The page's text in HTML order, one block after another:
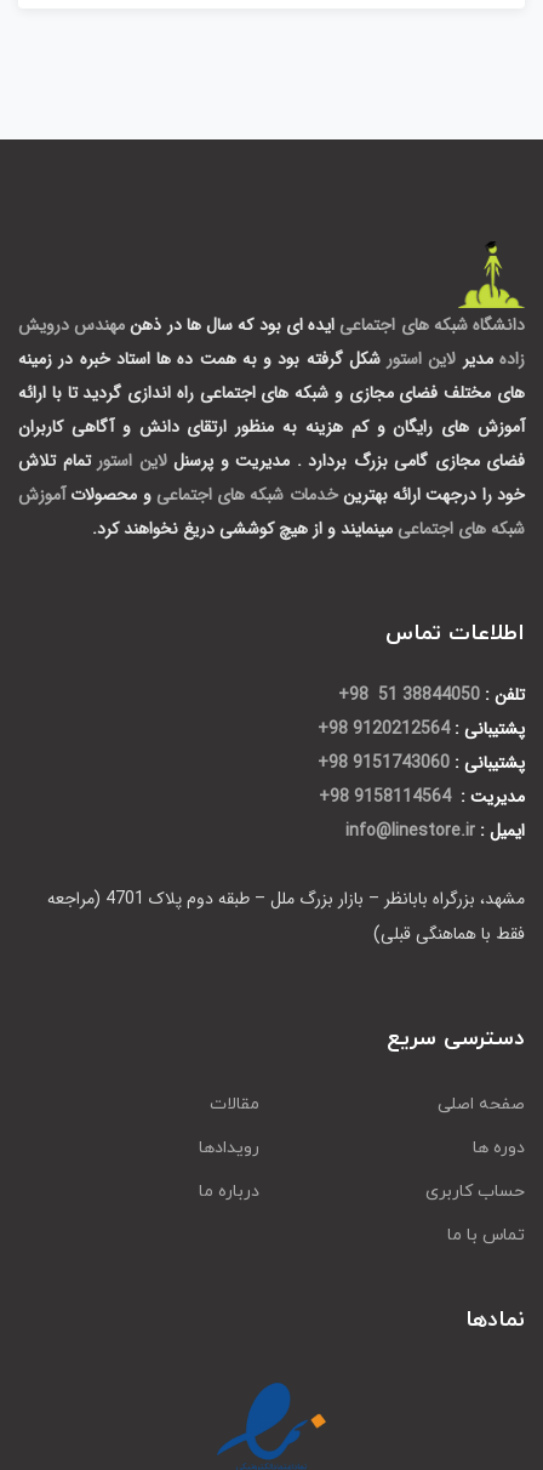
دانشگاه شبکه های اجتماعی ایده ای بود که سال ها در ذهنمهندس درویش
زاده مدیر لاین استور شکل گرفته بود و به همت ده ها استاد خبره در زمینه
های مختلف فضای مجازی و شبکه های اجتماعی راه اندازی گردید تا با ارائه
آموزش های رایگان و کم هزینه به منظور ارتقای دانش و آگاهی کاربران
فضای مجازی گامی بزرگ بردارد . مدیریت و پرسنللاین استور تمام تلاش
خود را درجهت ارائه بهترینخدمات شبکه های اجتماعی و محصولات آموزش
شبکه های اجتماعی مینمایند و از هیچ کوششی دریغ نخواهند کرد.
اطلاعات تماس
تلفن : 38844050 51 98+
پشتیبانی : 9120212564 98+
پشتیبانی : 9151743060 98+
مدیریت : 9158114564 98+
ایمیل : info@linestore.ir
مشهد، بزرگراه بابانظر – بازار بزرگ ملل – طبقه دوم پلاک 4701 (مراجعه
فقط با هماهنگی قبلی)
دسترسی سریع
صفحه اصلی
مقالات
دوره ها
رویدادها
حساب کاربری
درباره ما
تماس با ما
نمادها